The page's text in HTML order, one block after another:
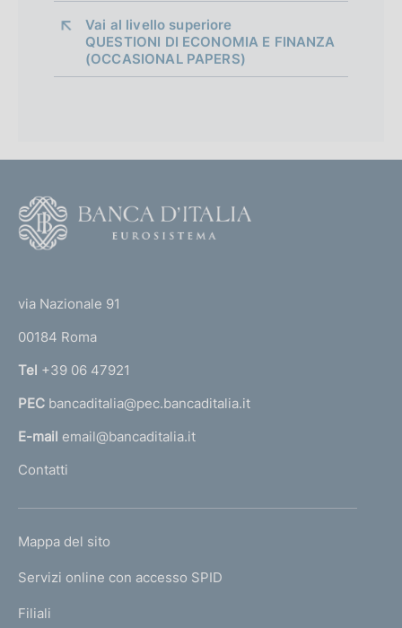
n
d
m
e
n
t
o
Vai al livello superiore
QUESTIONI DI ECONOMIA E FINANZA
(OCCASIONAL PAPERS)
r
n
a
l
'
m
e
a
via Nazionale 91
00184 Roma
Tel +39 06 47921
PEC bancaditalia@pec.bancaditalia.it
E-mail email@bancaditalia.it
Contatti
L
N
K
Mappa del sito
Servizi online con accesso SPID
Filiali